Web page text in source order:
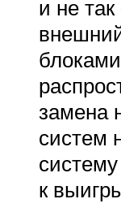
и не
замена
систем
к